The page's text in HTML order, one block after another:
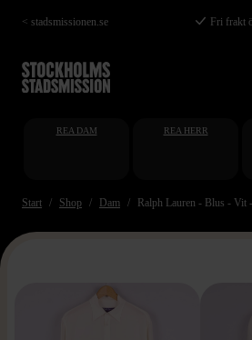
Hoppa
till
huvudinnehåll
< stadsmissionen.se Fri frakt
REA DAM REA HERR
Start Shop Dam Ralph Lauren - Blus - Vit